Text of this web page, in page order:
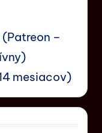
(Patreon –
mesiacov)